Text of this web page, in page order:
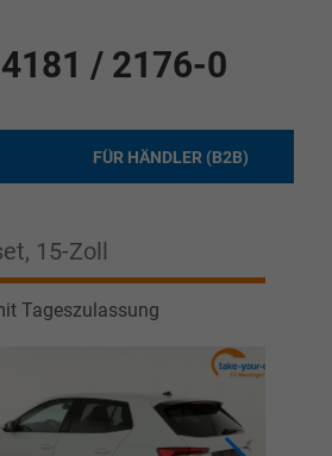
/ 2176-0
FÜR HÄNDLER (B2B)
15-Zoll
Tageszulassung